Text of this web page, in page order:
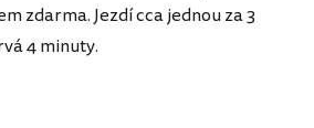
zdarma. Jezdí cca jednou za 3
4 minuty.